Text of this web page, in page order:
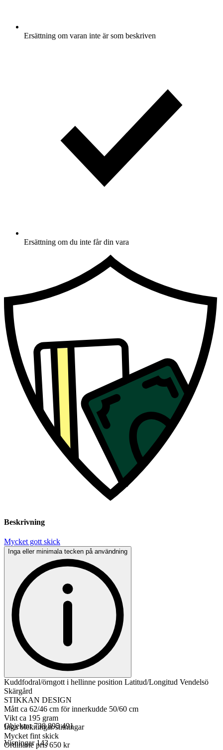
Ersättning om varan inte är som beskriven
Ersättning om du inte får din vara
Beskrivning
Mycket gott skick
Inga eller minimala tecken på användning
Kuddfodral/örngott i hellinne position Latitud/Longitud Vendelsö
Skärgård
STIKKAN DESIGN
Mått ca 62/46 cm för innerkudde 50/60 cm
Vikt ca 195 gram
Inga blekningar/slitningar
Mycket fint skick
Ordinarie pris 650 kr
Objektnr 738 895 491
Visningar 143